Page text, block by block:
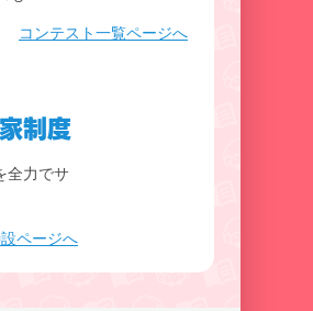
コンテスト一覧ページへ
制度
全力でサ
ページへ